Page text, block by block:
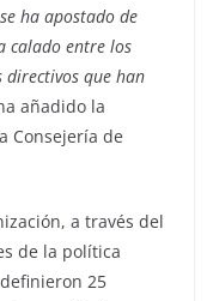
ha apostado de
calado entre los
directivos que han
añadido la
Consejería de
a través del
de la política
25